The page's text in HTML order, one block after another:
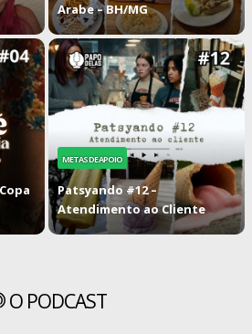
Arabe – BH/MG
METAS DE APOIO
Patsyando #12 –
Atendimento ao Cliente
O PODCAST